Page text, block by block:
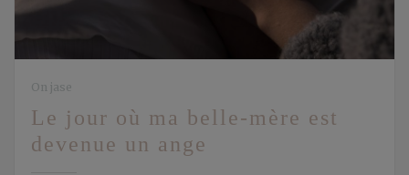
On jase
Le jour où ma belle-mère est
devenue un ange